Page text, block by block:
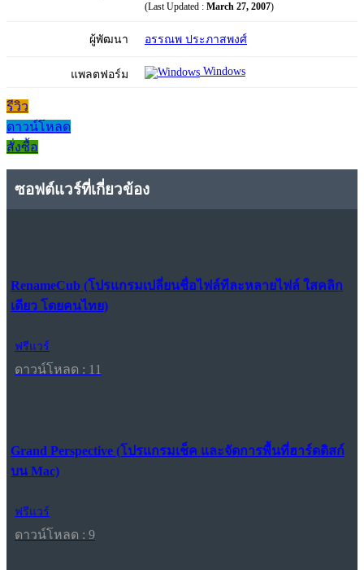
(Last Updated : March 27, 2007)
ผู้พัฒนา อรรณพ ประภาสพงศ์
แพลตฟอร์ม Windows
รีวิว
ดาวน์โหลด
สั่งซื้อ
ซอฟต์แวร์ที่เกี่ยวข้อง
RenameCub (โปรแกรมเปลี่ยนชื่อไฟล์ทีละหลายไฟล์ ใสคลิก
เดียว โดยคนไทย)
ฟรีแวร์
ดาวน์โหลด : 11
Grand Perspective (โปรแกรมเช็ค และจัดการพื้นที่ฮาร์ดดิสก์
บน Mac)
ฟรีแวร์
ดาวน์โหลด : 9